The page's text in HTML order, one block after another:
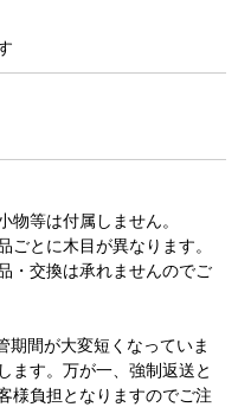
等は付属しません。
とに木目が異なります。
・交換は承れませんのでご
間が大変短くなっていま
ます。万が一、強制返送と
様負担となりますのでご注